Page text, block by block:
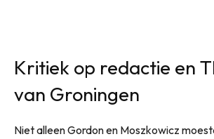
Kritiek op redactie en
van Groningen
Niet alleen Gordon en Moszkowicz